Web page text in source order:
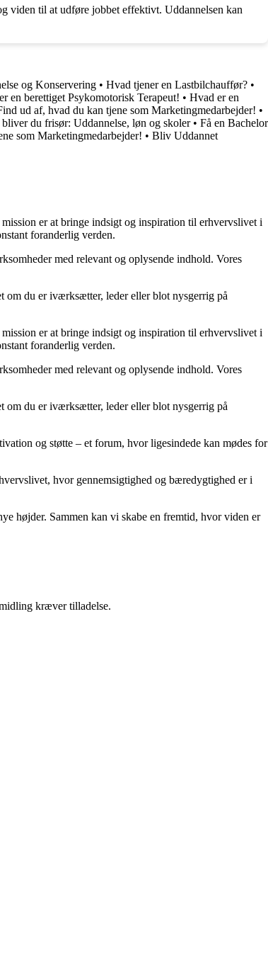
viden til at udføre jobbet effektivt. Uddannelsen kan
og Konservering • Hvad tjener en Lastbilchauffør? •
en berettiget Psykomotorisk Terapeut! • Hvad er en
ud af, hvad du kan tjene som Marketingmedarbejder! •
bliver du frisør: Uddannelse, løn og skoler• Få en Bachelor
som Marketingmedarbejder! • Bliv Uddannet
er at bringe indsigt og inspiration til erhvervslivet i
foranderlig verden.
med relevant og oplysende indhold. Vores
om du er iværksætter, leder eller blot nysgerrig på
er at bringe indsigt og inspiration til erhvervslivet i
foranderlig verden.
med relevant og oplysende indhold. Vores
om du er iværksætter, leder eller blot nysgerrig på
og støtte – et forum, hvor ligesindede kan mødes for
hvor gennemsigtighed og bæredygtighed er i
højder. Sammen kan vi skabe en fremtid, hvor viden er
kræver tilladelse.